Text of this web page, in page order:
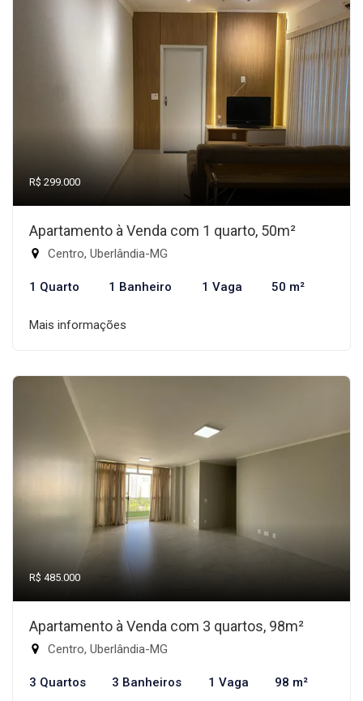
R$ 299.000
Apartamento à Venda com 1 quarto, 50m²
Centro, Uberlândia-MG
1 Quarto 1 Banheiro 1 Vaga 50 m²
Mais informações
R$ 485.000
Apartamento à Venda com 3 quartos, 98m²
Centro, Uberlândia-MG
3 Quartos 3 Banheiros 1 Vaga 98 m²